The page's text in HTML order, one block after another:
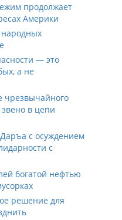
продолжает
Америки
народных
— это
а не
чрезвычайного
в цепи
с осуждением
с
богатой нефтью
решение для